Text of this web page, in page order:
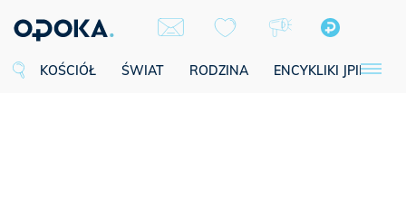
KOŚCIÓŁ ŚWIAT RODZINA ENCYKLIKI JPII